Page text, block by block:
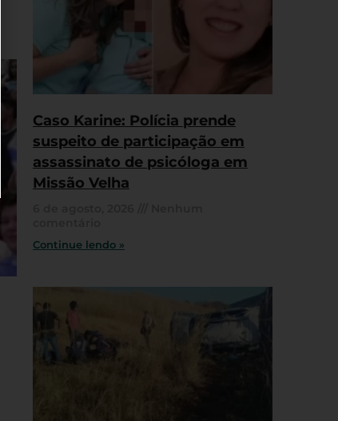
Caso Karine: Polícia prende
suspeito de participação em
assassinato de psicóloga em
Missão Velha
Continue lendo »